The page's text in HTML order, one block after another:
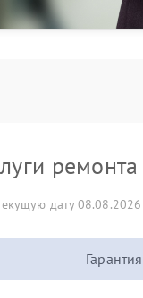
ремонта
дату 08.08.2026
Гарантия